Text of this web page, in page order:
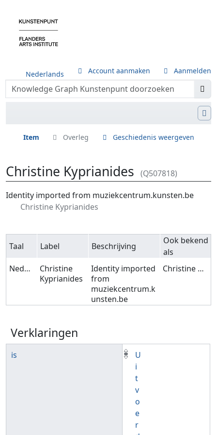
Nederlands Account aanmaken Aanmelden
Item Overleg Geschiedenis weergeven
Christine Kyprianides (Q507818)
Ga naar: navigatie ,zoeken
Identity imported from muziekcentrum.kunsten.be
Christine Kyprianides
Taal Label Beschrijving
Ook bekend
als
Nederlands
Christine
Kyprianides
Identity imported
from
muziekcentrum.k
unsten.be
Christine Kyprianides
Verklaringen
is
U
i
t
v
o
e
r